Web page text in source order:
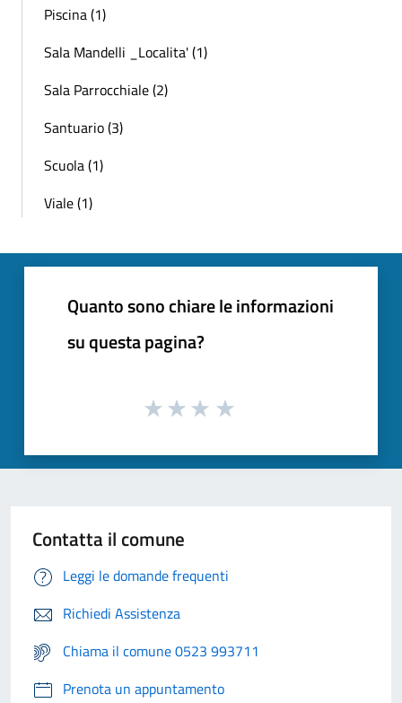
Piscina (1)
Sala Mandelli _Localita' (1)
Sala Parrocchiale (2)
Santuario (3)
Scuola (1)
Viale (1)
Quanto sono chiare le informazioni
su questa pagina?
Contatta il comune
Leggi le domande frequenti
Richiedi Assistenza
Chiama il comune 0523 993711
Prenota un appuntamento